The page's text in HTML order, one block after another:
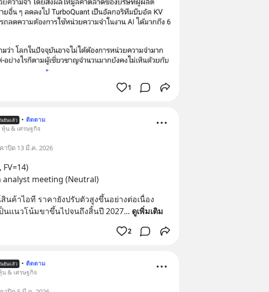
1
ยันแล้ว • ติดตาม
หุ้น & เศรษฐกิจ
าปิด 13 มี.ค. 2026
analyst meeting (Neutral)
ค้าไอที ราคายังปรับตัวสูงขึ้นอย่างต่อเนื่อง
นแนวโน้มขาขึ้นไปจนถึงสิ้นปี 2027... ดูเพิ่มเติม
2
ยันแล้ว • ติดตาม
น & เศรษฐกิจ